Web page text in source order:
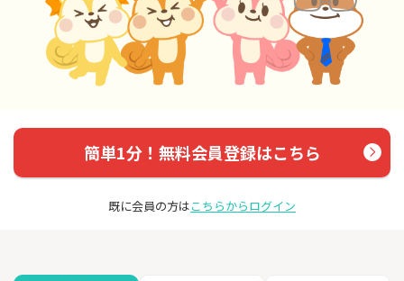
簡単1分！無料会員登録はこちら
既に会員の方はこちらからログイン